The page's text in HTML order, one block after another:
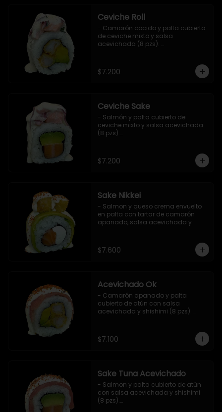
Ceviche Roll
- Camarón cocido y palta cubierto
de ceviche mixto y salsa
acevichada (8 pzs).
$7.200
Ceviche Sake
- Salmón y palta cubierto de
ceviche mixto y salsa acevichada
(8 pzs).
$7.200
Sake Nikkei
- Salmon y queso crema envuelto
en palta con tartar de camarón
apanado, salsa acevichada y
$7.600
Acevichado Ok
- Camarón apanado y palta
cubierto de atún con salsa
acevichada y shishimi (8 pzs).
$7.100
Sake Tuna Acevichado
- Salmon y palta cubierto de atún
con salsa acevichada y shishimi
(8 pzs).